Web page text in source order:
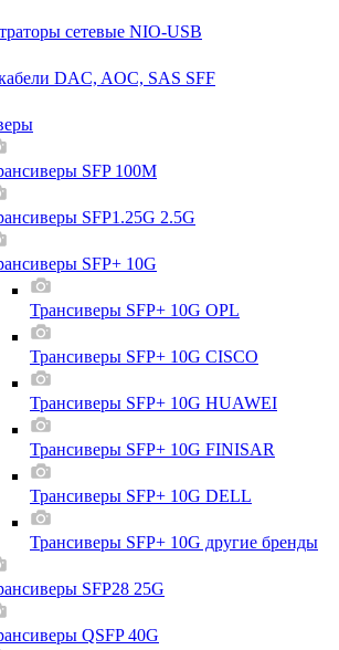
сетевые NIO-USB
DAC, AOC, SAS SFF
SFP 100M
SFP1.25G 2.5G
SFP+ 10G
Трансиверы SFP+ 10G OPL
Трансиверы SFP+ 10G CISCO
Трансиверы SFP+ 10G HUAWEI
Трансиверы SFP+ 10G FINISAR
Трансиверы SFP+ 10G DELL
Трансиверы SFP+ 10G другие бренды
SFP28 25G
QSFP 40G